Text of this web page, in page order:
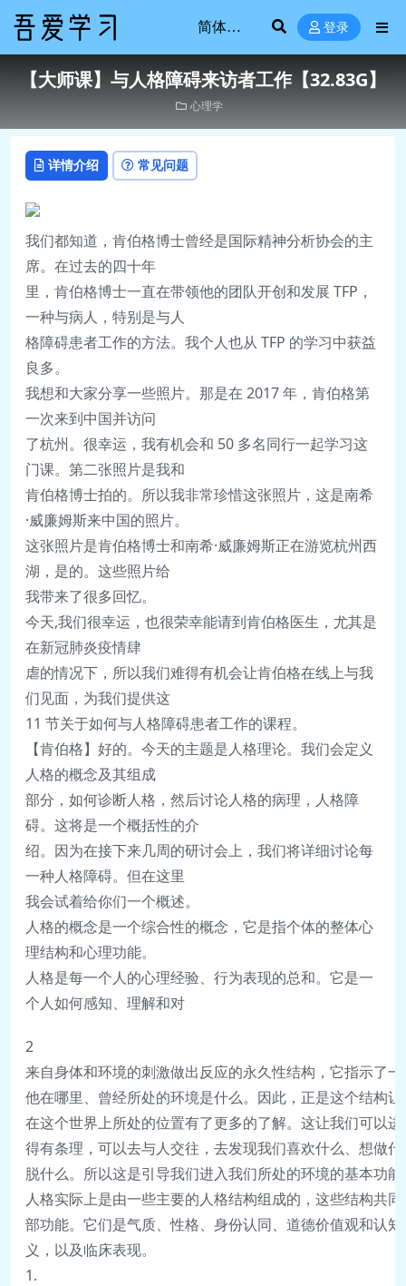
登录
【大师课】与人格障碍来访者工作【32.83G】
心理学
详情介绍 常见问题
我们都知道， 肯伯格博士曾经是国际精神分析协会的主
席。在过去的四十年
里，肯伯格博士一直在带领他的团队开创和发展 TFP，
一种与病人，特别是与人
格障碍患者工作的方法。我个人也从 TFP 的学习中获益
良多。
我想和大家分享一些照片。那是在 2017 年，肯伯格第
一次来到中国并访问
了杭州。很幸运，我有机会和 50 多名同行一起学习这
门课。第二张照片是我和
肯伯格博士拍的。 所以我非常珍惜这张照片， 这是南希
·威廉姆斯来中国的照片。
这张照片是肯伯格博士和南希·威廉姆斯正在游览杭州西
湖，是的。这些照片给
我带来了很多回忆。
今天,我们很幸运，也很荣幸能请到肯伯格医生，尤其是
在新冠肺炎疫情肆
虐的情况下，所以我们难得有机会让肯伯格在线上与我
们见面，为我们提供这
11 节关于如何与人格障碍患者工作的课程。
【肯伯格】好的。今天的主题是人格理论。我们会定义
人格的概念及其组成
部分，如何诊断人格，然后讨论人格的病理，人格障
碍。这将是一个概括性的介
绍。因为在接下来几周的研讨会上，我们将详细讨论每
一种人格障碍。但在这里
我会试着给你们一个概述。
人格的概念是一个综合性的概念，它是指个体的整体心
理结构和心理功能。
人格是每一个人的心理经验、行为表现的总和。它是一
个人如何感知、理解和对
2
来自身体和环境的刺激做出反应的永久性结构 ， 它指示了一
他在哪里、 曾经所处的环境是什么。 因此 ， 正是这个结构让
在这个世界上所处的位置有了更多的了解。 这让我们可以进
得有条理 ， 可以去与人交往 ， 去发现我们喜欢什么、 想做什
脱什么。 所以这是引导我们进入我们所处的环境的基本功能
人格实际上是由一些主要的人格结构组成的 ， 这些结构共同
部功能。 它们是气质、性格、 身份认同、 道德价值观和认知
义 ， 以及临床表现。
1.